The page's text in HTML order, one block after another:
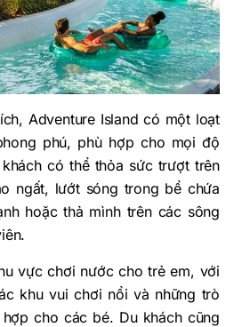
Adventure Island có một loạt
phú, phù hợp cho mọi độ
có thể thỏa sức trượt trên
ngất, lướt sóng trong bể chứa
hoặc thả mình trên các sông
vực chơi nước cho trẻ em, với
khu vui chơi nổi và những trò
cho các bé. Du khách cũng